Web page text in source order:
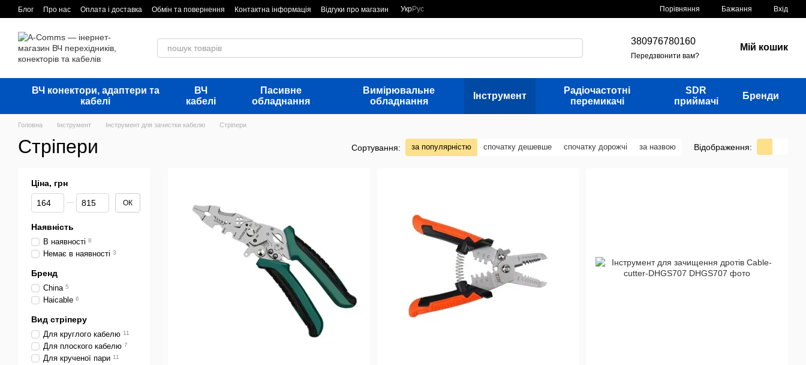
Перейти до основного контенту
Блог Про нас Оплата і доставка Обмін та повернення Контактна інформація Відгуки про магазин УкрРус Порівняння Бажання Вхід
380976780160
Передзвонити вам?
Мій кошик
ВЧ конектори, адаптери та
кабелі
ВЧ
кабелі
Пасивне
обладнання
Вимірювальне
обладнання
Інструмент
Радіочастотні
перемикачі
SDR
приймачі
Бренди
Головна Інструмент Інструмент для зачистки кабелю Стріпери
Стріпери Сортування: за популярністю спочатку дешевше спочатку дорожчі за назвою Відображення:
Ціна, грн
Від Ціна, грн
До Ціна, грн ОК
Наявність
В наявності 8
Немає в наявності 3
Бренд
China 5
Haicable 6
Вид стріперу
Для круглого кабелю 11
Для плоского кабелю 7
Для крученої пари 11